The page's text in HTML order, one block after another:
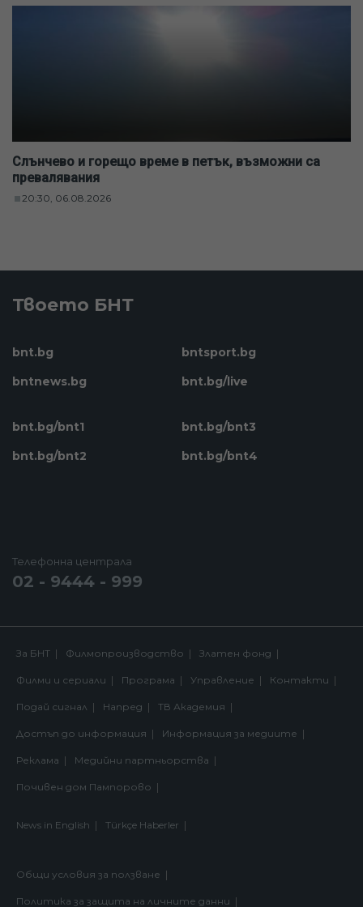
Слънчево и горещо време в петък, възможни са
превалявания
20:30, 06.08.2026
Твоето БНТ
bnt.bg
bntnews.bg
bntsport.bg
bnt.bg/live
bnt.bg/bnt1
bnt.bg/bnt2
bnt.bg/bnt3
bnt.bg/bnt4
Телефонна централа
02 - 9444 - 999
За БНТ Филмопроизводство Златен фонд
Филми и сериали Програма Управление Контакти
Подай сигнал Напред ТВ Академия
Достъп до информация Информация за медиите
Реклама Медийни партньорства
Почивен дом Пампорово
News in English Türkçe Haberler
Общи условия за ползване
Политика за защита на личните данни